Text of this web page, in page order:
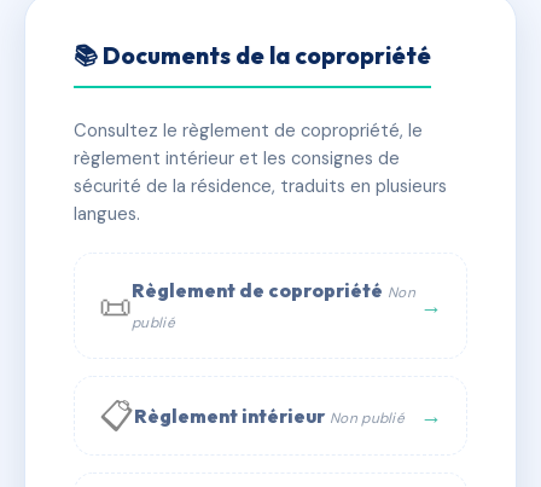
SDC PALAIS ARIANE
✓ Immatriculée 🏠 40 lots 🏗 1 bâtiment(s)
📞 Contacter Syndic Digital
📚 Documents de la copropriété
Consultez le règlement de copropriété, le
règlement intérieur et les consignes de
sécurité de la résidence, traduits en plusieurs
langues.
📜Règlement de copropriété Non
publié
→
📋Règlement intérieur Non publié →